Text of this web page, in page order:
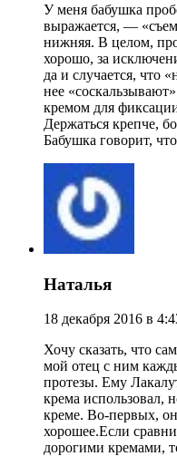
У меня бабушка
выражается, —
нижняя. В целом,
хорошо, за
да и случается, что
нее
кремом для
Держаться крепче,
Бабушка говорит,
Наталья
18 декабря 2016 в
Хочу сказать, что
мой отец с ним
протезы. Ему
крема использовал,
креме. Во-первых, он
хорошее.Если
дорогими кремами,